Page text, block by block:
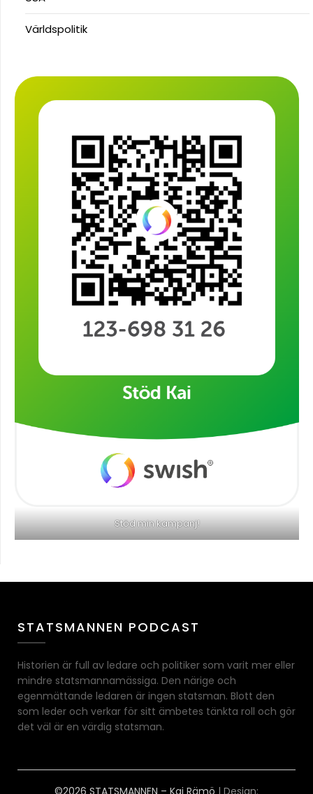
Världspolitik
Stöd min kampanj!
STATSMANNEN PODCAST
Historien är full av ledare och politiker som varit mer eller
mindre statsmannamässiga. Den närige och
egenmättande ledaren är ingen statsman. Blott den
som leder och verkar för sitt ämbetes tänkta roll och gör
det väl är en värdig statsman.